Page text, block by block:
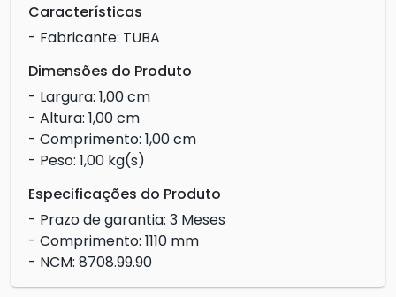
Características
- Fabricante: TUBA
Dimensões do Produto
- Largura: 1,00 cm
- Altura: 1,00 cm
- Comprimento: 1,00 cm
- Peso: 1,00 kg(s)
Especificações do Produto
- Prazo de garantia: 3 Meses
- Comprimento: 1110 mm
- NCM: 8708.99.90